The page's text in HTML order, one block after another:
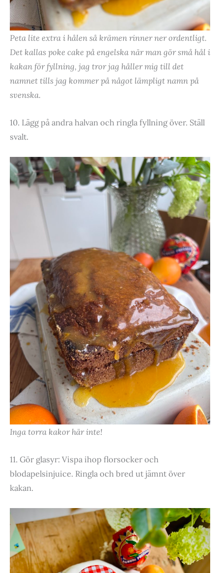
Peta lite extra i hålen så krämen rinner ner ordentligt.
Det kallas poke cake på engelska när man gör små hål i
kakan för fyllning, jag tror jag håller mig till det
namnet tills jag kommer på något lämpligt namn på
svenska.
10. Lägg på andra halvan och ringla fyllning över. Ställ
svalt.
Inga torra kakor här inte!
11. Gör glasyr: Vispa ihop florsocker och
blodapelsinjuice. Ringla och bred ut jämnt över
kakan.